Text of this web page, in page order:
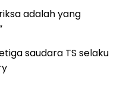
adalah yang
saudara TS selaku